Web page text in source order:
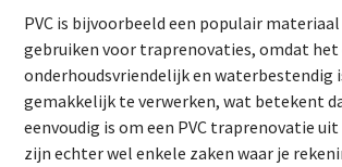
PVC is bijvoorbeeld een populair
gebruiken voor traprenovaties, omdat het
onderhoudsvriendelijk en waterbestendig
gemakkelijk te verwerken, wat betekent
eenvoudig is om een PVC traprenovatie
zijn echter wel enkele zaken waar je